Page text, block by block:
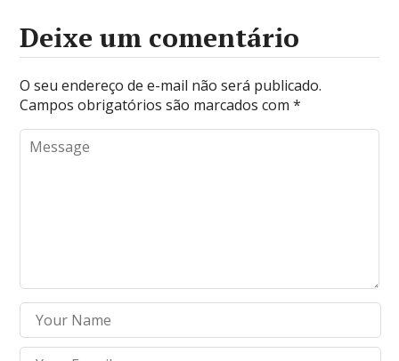
Deixe um comentário
O seu endereço de e-mail não será publicado.
Campos obrigatórios são marcados com*